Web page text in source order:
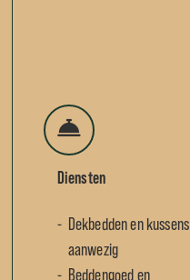
Diensten
Dekbedden en kussens
aanwezig
Beddengoed en